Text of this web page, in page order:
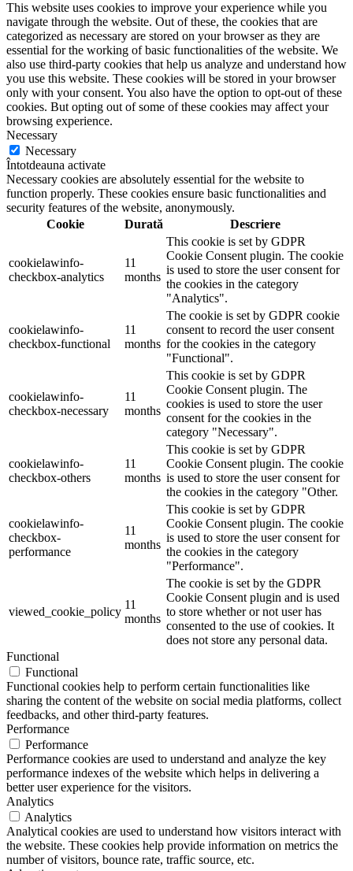
This website uses cookies to improve your experience while you
navigate through the website. Out of these, the cookies that are
categorized as necessary are stored on your browser as they are
essential for the working of basic functionalities of the website. We
also use third-party cookies that help us analyze and understand how
you use this website. These cookies will be stored in your browser
only with your consent. You also have the option to opt-out of these
cookies. But opting out of some of these cookies may affect your
browsing experience.
Necessary
Necessary
Întotdeauna activate
Necessary cookies are absolutely essential for the website to
function properly. These cookies ensure basic functionalities and
security features of the website, anonymously.
Cookie
Durată Descriere
cookielawinfo-
checkbox-analytics
11
months
This cookie is set by GDPR
Cookie Consent plugin. The cookie
is used to store the user consent for
the cookies in the category
"Analytics".
cookielawinfo-
checkbox-functional
11
months
The cookie is set by GDPR cookie
consent to record the user consent
for the cookies in the category
"Functional".
cookielawinfo-
checkbox-necessary
11
months
This cookie is set by GDPR
Cookie Consent plugin. The
cookies is used to store the user
consent for the cookies in the
category "Necessary".
cookielawinfo-
checkbox-others
11
months
This cookie is set by GDPR
Cookie Consent plugin. The cookie
is used to store the user consent for
the cookies in the category "Other.
cookielawinfo-
checkbox-
performance
11
months
This cookie is set by GDPR
Cookie Consent plugin. The cookie
is used to store the user consent for
the cookies in the category
"Performance".
viewed_cookie_policy
11
months
The cookie is set by the GDPR
Cookie Consent plugin and is used
to store whether or not user has
consented to the use of cookies. It
does not store any personal data.
Functional
Functional
Functional cookies help to perform certain functionalities like
sharing the content of the website on social media platforms, collect
feedbacks, and other third-party features.
Performance
Performance
Performance cookies are used to understand and analyze the key
performance indexes of the website which helps in delivering a
better user experience for the visitors.
Analytics
Analytics
Analytical cookies are used to understand how visitors interact with
the website. These cookies help provide information on metrics the
number of visitors, bounce rate, traffic source, etc.